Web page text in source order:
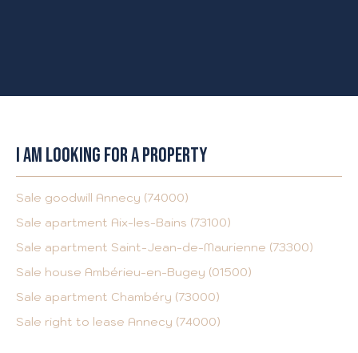
I AM LOOKING FOR A PROPERTY
Sale goodwill Annecy (74000)
Sale apartment Aix-les-Bains (73100)
Sale apartment Saint-Jean-de-Maurienne (73300)
Sale house Ambérieu-en-Bugey (01500)
Sale apartment Chambéry (73000)
Sale right to lease Annecy (74000)